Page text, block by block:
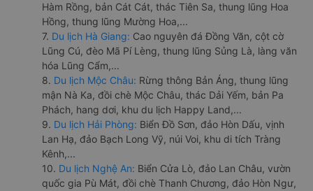
Hàm Rồng, bản Cát Cát, thác Tiên Sa, thung lũng Hoa
Hồng, thung lũng Mường Hoa,...
7. Du lịch Hà Giang: Cao nguyên đá Đồng Văn, cột cờ
Lũng Cú, đèo Mã Pí Lèng, thung lũng Sủng Là, làng văn
hóa Lũng Cẩm,...
8. Du lịch Mộc Châu: Rừng thông Bản Áng, thung lũng
mận Nà Ka, đồi chè Mộc Châu, thác Dải Yếm, bản Pa
Phách, hang dơi, khu du lịch Happy Land,...
9. Du lịch Hải Phòng: Biển Đồ Sơn, đảo Hòn Dấu, vịnh
Lan Hạ, đảo Bạch Long Vỹ, núi Voi, khu di tích Tràng
Kênh,...
10. Du lịch Nghệ An: Biển Cửa Lò, đảo Lan Châu, vườn
quốc gia Pù Mát, đồi chè Thanh Chương, đảo Hòn Ngư,